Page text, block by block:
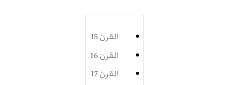
القرن 15
القرن 16
القرن 17